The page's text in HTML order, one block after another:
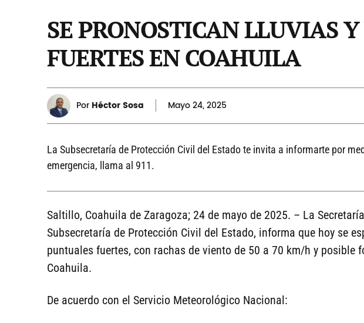
SE PRONOSTICAN LLUVIAS
FUERTES EN COAHUILA
Por Héctor Sosa Mayo24, 2025
La Subsecretaría de Protección Civil del Estado te invita a informarte por
emergencia, llama al 911.
Saltillo, Coahuila de Zaragoza; 24 de mayo de 2025. – La
Subsecretaría de Protección Civil del Estado, informa que hoy se
puntuales fuertes, con rachas de viento de 50 a 70 km/h y posible
Coahuila.
De acuerdo con el Servicio Meteorológico Nacional: